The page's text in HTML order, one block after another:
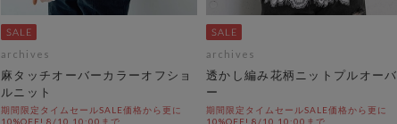
archives
麻タッチオーバーカラーオフショ
ルニット
期間限定タイムセールSALE価格から更に
10%OFF! 8/10 10:00まで
archives
透かし編み花柄ニットプルオーバ
ー
期間限定タイムセールSALE価格から更に
10%OFF! 8/10 10:00まで